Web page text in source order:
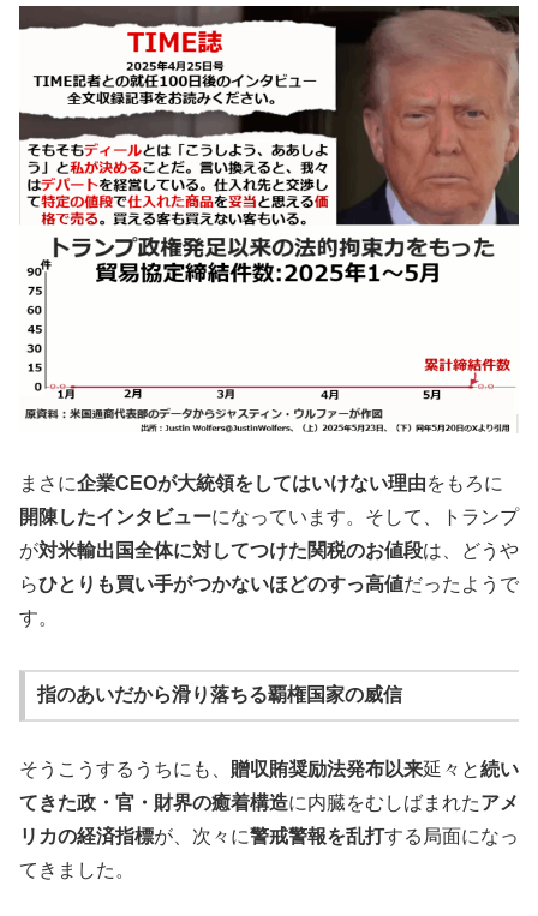
まさに企業CEOが大統領をしてはいけない理由をもろに
開陳したインタビューになっています。そして、トランプ
が対米輸出国全体に対してつけた関税のお値段は、どうや
らひとりも買い手がつかないほどのすっ高値だったようで
す。
指のあいだから滑り落ちる覇権国家の威信
そうこうするうちにも、 贈収賄奨励法発布以来延々と続い
てきた政・官・財界の癒着構造に内臓をむしばまれたアメ
リカの経済指標が、次々に警戒警報を乱打する局面になっ
てきました。